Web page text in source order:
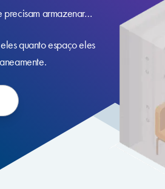
precisam armazenar…
quanto espaço eles